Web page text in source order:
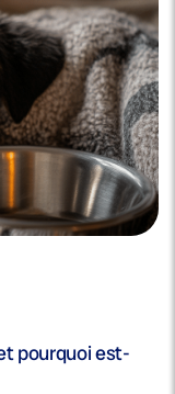
pourquoi est-